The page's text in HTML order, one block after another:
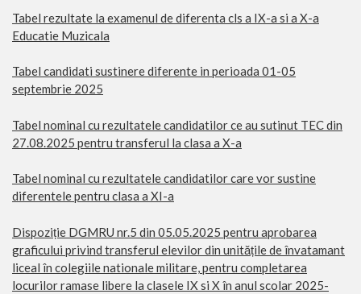
Tabel rezultate la examenul de diferenta cls a IX-a si a X-a
Educatie Muzicala
Tabel candidati sustinere diferente in perioada 01-05
septembrie 2025
Tabel nominal cu rezultatele candidatilor ce au sutinut TEC din
27.08.2025 pentru transferul la clasa a X-a
Tabel nominal cu rezultatele candidatilor care vor sustine
diferentele pentru clasa a XI-a
Dispoziție DGMRU nr.5 din 05.05.2025 pentru aprobarea
graficului privind transferul elevilor din unitățile de învatamant
liceal în colegiile nationale militare, pentru completarea
locurilor ramase libere la clasele IX si X în anul scolar 2025-